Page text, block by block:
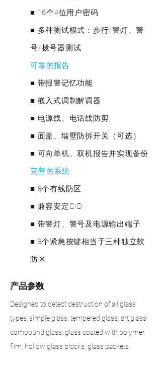
■ 16个4位用户密码
■ 多种测试模式：步行/警灯、警
号/拨号器测试
可靠的报告
■ 带报警记忆功能
■ 嵌入式调制解调器
■ 电源线、电话线防剪
■ 面盖、墙壁防拆开关（可选）
■ 可向单机、双机报告并实现备份
完善的系统
■ 8个有线防区
■ 兼容安定CID
■ 带警灯、警号及电源输出端子
■ 3个紧急按键相当于三种独立软
防区
产品参数
Designed to detect destruction of all glass
types: simple glass, tempered glass, art glass,
compound glass, glass coated with polymer
film, hollow glass blocks, glass packets.